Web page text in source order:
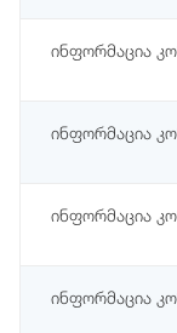
ინფორმაცია
ინფორმაცია
ინფორმაცია
ინფორმაცია